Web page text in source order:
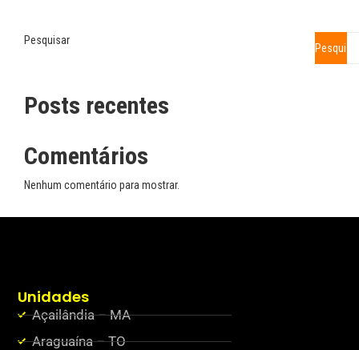
Pesquisar
Posts recentes
Comentários
Nenhum comentário para mostrar.
Unidades
Açailândia – MA
Araguaína – TO